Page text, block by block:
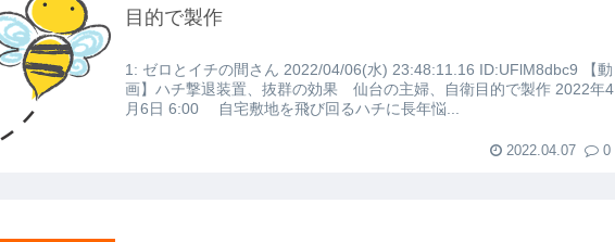
円超の治験募集がこちらｗｗｗｗｗ(※画像あり)
ン俺氏、高速道路左車線を制限速度で走った結果
・・２軍でも盛大にやらかす←あまり悲しませないでくれ
目的で製作
1: ゼロとイチの間さん 2022/04/06(水) 23:48:11.16 ID:UFlM8dbc9 【動
画】ハチ撃退装置、抜群の効果 仙台の主婦、自衛目的で製作 2022年4
月6日 6:00 自宅敷地を飛び回るハチに長年悩...
2022.04.07 0